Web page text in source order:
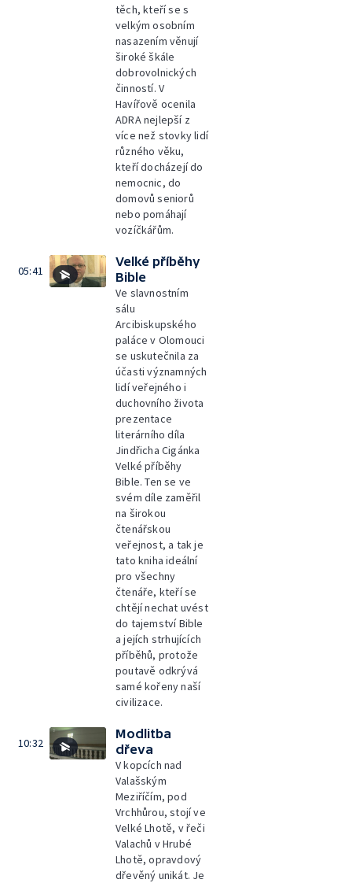
těch, kteří se s
velkým osobním
nasazením věnují
široké škále
dobrovolnických
činností. V
Havířově ocenila
ADRA nejlepší z
více než stovky lidí
různého věku,
kteří docházejí do
nemocnic, do
domovů seniorů
nebo pomáhají
vozíčkářům.
05:41
Velké příběhy
Bible
Ve slavnostním
sálu
Arcibiskupského
paláce v Olomouci
se uskutečnila za
účasti významných
lidí veřejného i
duchovního života
prezentace
literárního díla
Jindřicha Cigánka
Velké příběhy
Bible. Ten se ve
svém díle zaměřil
na širokou
čtenářskou
veřejnost, a tak je
tato kniha ideální
pro všechny
čtenáře, kteří se
chtějí nechat uvést
do tajemství Bible
a jejích strhujících
příběhů, protože
poutavě odkrývá
samé kořeny naší
civilizace.
10:32
Modlitba
dřeva
V kopcích nad
Valašským
Meziříčím, pod
Vrchhůrou, stojí ve
Velké Lhotě, v řeči
Valachů v Hrubé
Lhotě, opravdový
dřevěný unikát. Je